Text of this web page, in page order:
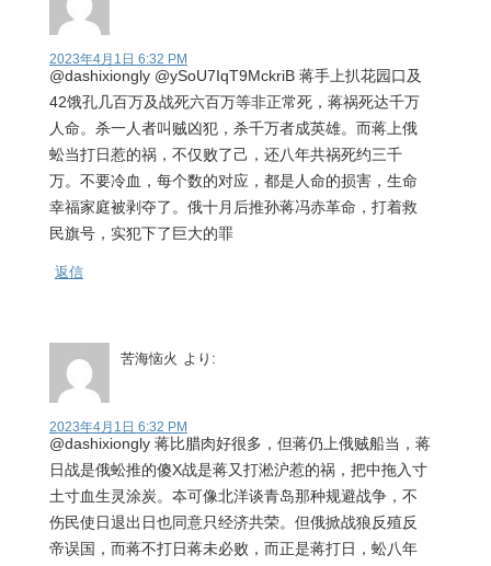
2023年4月1日 6:32 PM
@dashixiongly @ySoU7IqT9MckriB 蒋手上扒花园口及
42饿孔几百万及战死六百万等非正常死，蒋祸死达千万
人命。杀一人者叫贼凶犯，杀千万者成英雄。而蒋上俄
蚣当打日惹的祸，不仅败了己，还八年共祸死约三千
万。不要冷血，每个数的对应，都是人命的损害，生命
幸福家庭被剥夺了。俄十月后推孙蒋冯赤革命，打着救
民旗号，实犯下了巨大的罪
返信
苦海恼火 より:
2023年4月1日 6:32 PM
@dashixiongly 蒋比腊肉好很多，但蒋仍上俄贼船当，蒋
日战是俄蚣推的傻X战是蒋又打淞沪惹的祸，把中拖入寸
土寸血生灵涂炭。夲可像北洋谈青岛那种规避战争，不
伤民使日退出日也同意只经济共荣。但俄掀战狼反殖反
帝误国，而蒋不打日蒋未必败，而正是蒋打日，蚣八年